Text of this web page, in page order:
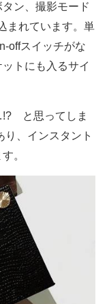
ン、撮影モード
まれています。単
offスイッチがな
トにも入るサイ
と思ってしま
り、インスタント
。